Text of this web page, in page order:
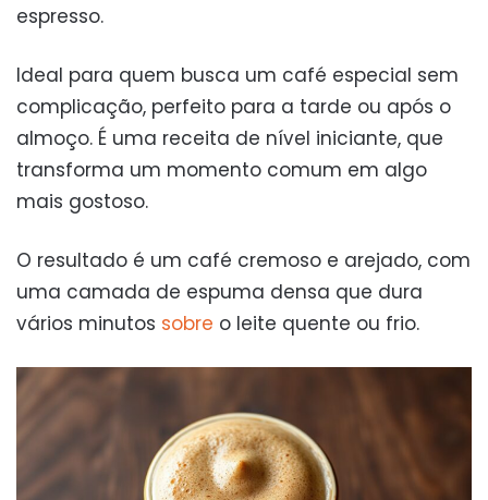
espresso.
Ideal para quem busca um café especial sem
complicação, perfeito para a tarde ou após o
almoço. É uma receita de nível iniciante, que
transforma um momento comum em algo
mais gostoso.
O resultado é um café cremoso e arejado, com
uma camada de espuma densa que dura
vários minutos sobre o leite quente ou frio.